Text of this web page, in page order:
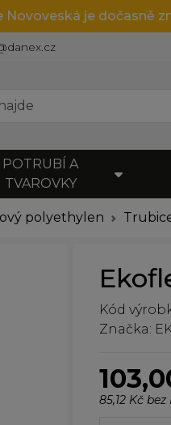
je dočasně
POTRUBÍ A
TVAROVKY
polyethylen
Kód
Značka:
85,12 Kč bez